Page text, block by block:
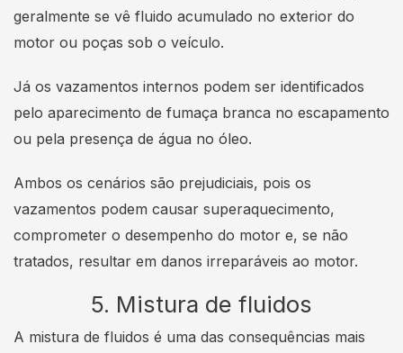
geralmente se vê fluido acumulado no exterior do
motor ou poças sob o veículo.
Já os vazamentos internos podem ser identificados
pelo aparecimento de fumaça branca no escapamento
ou pela presença de água no óleo.
Ambos os cenários são prejudiciais, pois os
vazamentos podem causar superaquecimento,
comprometer o desempenho do motor e, se não
tratados, resultar em danos irreparáveis ao motor.
5. Mistura de fluidos
A mistura de fluidos é uma das consequências mais